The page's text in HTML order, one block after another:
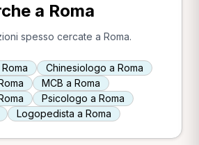
a Roma
spesso cercate a Roma.
Chinesiologo a Roma
MCB a Roma
Psicologo a Roma
Logopedista a Roma